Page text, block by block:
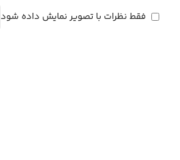
فقط نظرات با تصویر نمایش داده شود